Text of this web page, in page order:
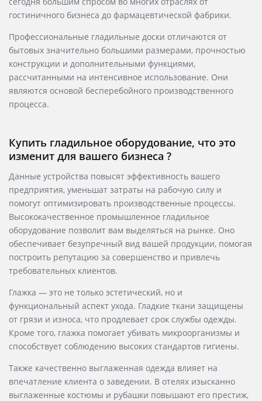
гостиничного бизнеса до фармацевтической фабрики.
Профессиональные гладильные доски отличаются от
бытовых значительно большими размерами, прочностью
конструкции и дополнительными функциями,
рассчитанными на интенсивное использование. Они
являются основой бесперебойного производственного
процесса.
Купить гладильное оборудование, что это
изменит для вашего бизнеса ?
Данные устройства повысят эффективность вашего
предприятия, уменьшат затраты на рабочую силу и
помогут оптимизировать производственные процессы.
Высококачественное промышленное гладильное
оборудование позволит вам выделяться на рынке. Оно
обеспечивает безупречный вид вашей продукции, помогая
построить репутацию за совершенство и привлечь
требовательных клиентов.
Глажка — это не только эстетический, но и
функциональный аспект ухода. Гладкие ткани защищены
от грязи и износа, что продлевает срок службы одежды.
Кроме того, глажка помогает убивать микроорганизмы и
способствует соблюдению высоких стандартов гигиены.
Также качественно выглаженная одежда влияет на
впечатление клиента о заведении. В отелях изысканно
выглаженные костюмы и рубашки повышают его престиж,